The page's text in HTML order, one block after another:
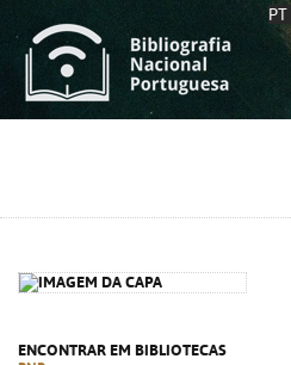
PT
ENCONTRAR EM BIBLIOTECAS